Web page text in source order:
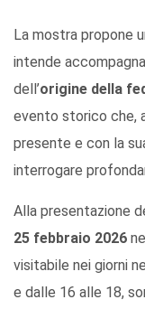
La mostra propone
intende
dell’origine della
evento storico che,
presente e con la
interrogare
Alla presentazione
25 febbraio 2026
visitabile nei giorni
e dalle 16 alle 18,